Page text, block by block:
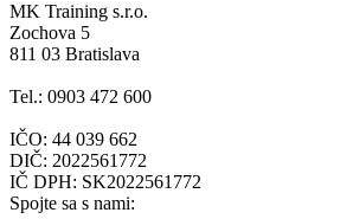
MK Training s.r.o.
Zochova 5
811 03 Bratislava
Tel.: 0903 472 600
IČO: 44 039 662
DIČ: 2022561772
IČ DPH: SK2022561772
Spojte sa s nami: